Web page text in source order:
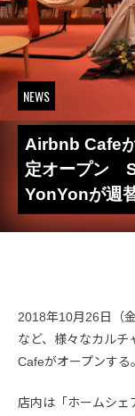
NEWS
Airbnb Cafe
定オープン
YonYonが週
2018年10月26日（
など、様々なカルチ
Cafeがオープンする。
店内は「ホームシェ